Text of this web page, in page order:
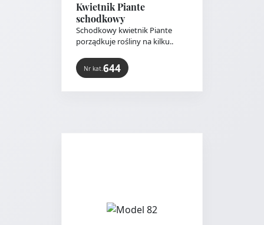
Kwietnik Piante
schodkowy
Schodkowy kwietnik Piante
porządkuje rośliny na kilku..
Nr kat. 644